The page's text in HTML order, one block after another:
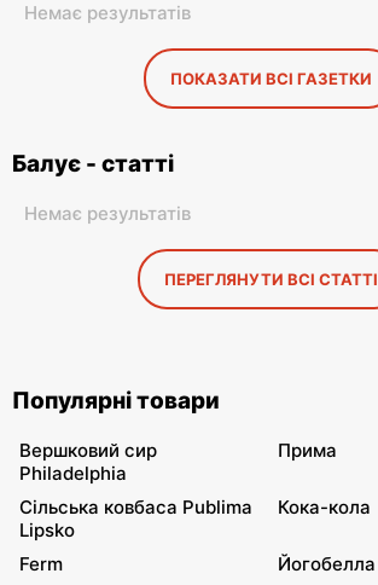
Немає результатів
ПОКАЗАТИ ВСІ ГАЗЕТКИ
Балує - статті
Немає результатів
ПЕРЕГЛЯНУТИ ВСІ СТАТТІ
Популярні товари
Вершковий сир
Philadelphia
Прима
Сільська ковбаса Publima
Lipsko
Кока-кола
Ferm
Йогобелла